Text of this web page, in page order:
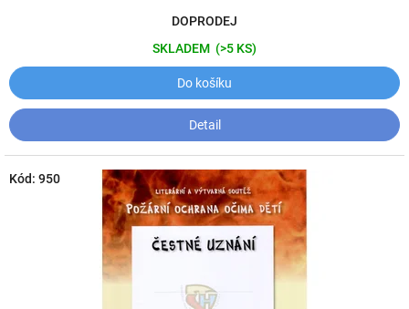
DOPRODEJ
SKLADEM (>5 KS)
Do košíku
Detail
Kód: 950